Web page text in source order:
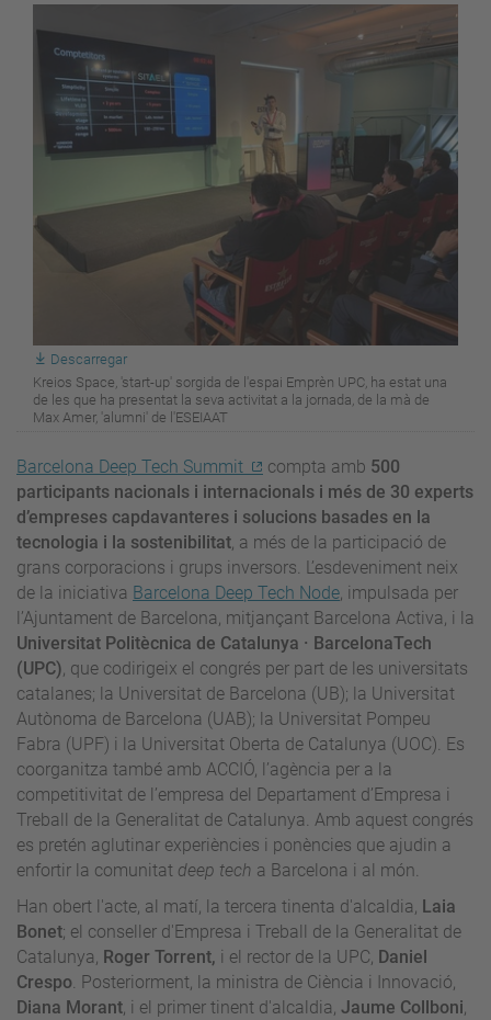
Descarregar
Kreios Space, 'start-up' sorgida de l'espai Emprèn UPC, ha estat una
de les que ha presentat la seva activitat a la jornada, de la mà de
Max Amer, 'alumni' de l'ESEIAAT
Barcelona Deep Tech Summit compta amb 500
participants nacionals i internacionals i més de 30 experts
d’empreses capdavanteres i solucions basades en la
tecnologia i la sostenibilitat, a més de la participació de
grans corporacions i grups inversors. L’esdeveniment neix
de la iniciativa Barcelona Deep Tech Node, impulsada per
l’Ajuntament de Barcelona, mitjançant Barcelona Activa, i la
Universitat Politècnica de Catalunya · BarcelonaTech
(UPC), que codirigeix el congrés per part de les universitats
catalanes; la Universitat de Barcelona (UB); la Universitat
Autònoma de Barcelona (UAB); la Universitat Pompeu
Fabra (UPF) i la Universitat Oberta de Catalunya (UOC). Es
coorganitza també amb ACCIÓ, l’agència per a la
competitivitat de l’empresa del Departament d’Empresa i
Treball de la Generalitat de Catalunya. Amb aquest congrés
es pretén aglutinar experiències i ponències que ajudin a
enfortir la comunitat deep tech a Barcelona i al món.
Han obert l'acte, al matí, la tercera tinenta d'alcaldia, Laia
Bonet; el conseller d'Empresa i Treball de la Generalitat de
Catalunya, Roger Torrent, i el rector de la UPC, Daniel
Crespo. Posteriorment, la ministra de Ciència i Innovació,
Diana Morant, i el primer tinent d'alcaldia, Jaume Collboni,